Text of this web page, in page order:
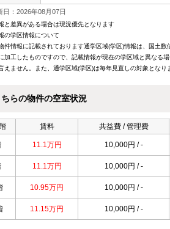
日：2026年08月07日
と差異がある場合は現況優先となります
の学区情報について
件情報に記載されております通学区域(学区)情報は、国土
加工したものですので、記載情報が現在の学区域と異なる
えません。また、通学区域(学区)は毎年見直しの対象とな
ちらの物件の空室状況
賃料 共益費 / 管理費
11.1万円 10,000円 / -
11.1万円 10,000円 / -
10.95万円 10,000円 / -
11.15万円 10,000円 / -